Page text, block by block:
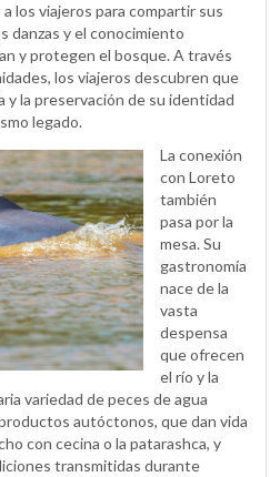
los viajeros para compartir sus
danzas y el conocimiento
y protegen el bosque. A través
los viajeros descubren que
y la preservación de su identidad
legado.
La conexión
con Loreto
también
pasa por la
mesa. Su
gastronomía
nace de la
vasta
despensa
que ofrecen
el río y la
variedad de peces de agua
autóctonos, que dan vida
con cecina o la patarashca, y
transmitidas durante